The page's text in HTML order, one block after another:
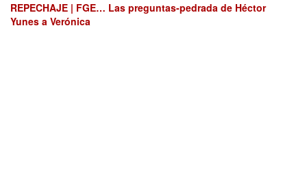
REPECHAJE | FGE… Las preguntas-pedrada de Héctor
Yunes a Verónica